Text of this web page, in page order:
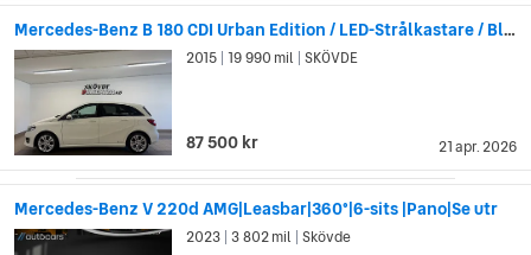
Mercedes-Benz B 180 CDI Urban Edition / LED-Strålkastare / Bluetooth
21 apr. 2026
2015 19 990 mil SKÖVDE
87 500 kr
Mercedes-Benz V 220d AMG|Leasbar|360°|6-sits |Pano|Se utr
2023 3 802 mil Skövde